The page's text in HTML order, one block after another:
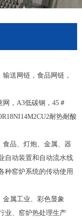
送网链，食品网链，
，A3低碳钢，45＃
耐热耐酸
品、灯炮、金属、器
自动装置和自动流水线
种窑炉系统的传动使用
属工业、彩色显象
业、窑炉热处理生产